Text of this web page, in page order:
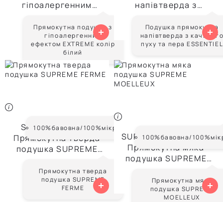
гіпоалергенним
колір білий
Прямокутна подушка з
гіпоалергенним
ефектом EXTREME колір
білий
напівтверда з
ESSENTIEL
Подушка прямокутна
напівтверда з
пуху та пера ESSENTIEL
100%бавовна/100%мiкрофібра
SUPREME FERME
Прямокутна тверда
подушка SUPREME
Прямокутна тверда
подушка SUPREME
FERME
Від 5 400 ₴
100%бавовна/
SUPREME MOELLEUX
Прямокутна мяка
подушка SUPREME
Прямокутна мяка
подушка SUPREME
MOELLEUX